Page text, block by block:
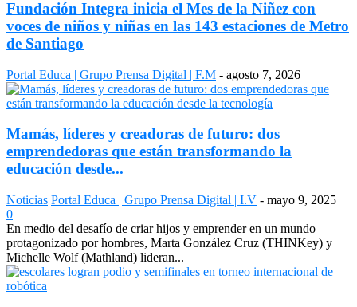
Fundación Integra inicia el Mes de la Niñez con
voces de niños y niñas en las 143 estaciones de Metro
de Santiago
Portal Educa | Grupo Prensa Digital | F.M - agosto 7, 2026
Mamás, líderes y creadoras de futuro: dos
emprendedoras que están transformando la
educación desde...
Noticias Portal Educa | Grupo Prensa Digital | I.V - mayo 9, 2025
0
En medio del desafío de criar hijos y emprender en un mundo
protagonizado por hombres, Marta González Cruz (THINKey) y
Michelle Wolf (Mathland) lideran...